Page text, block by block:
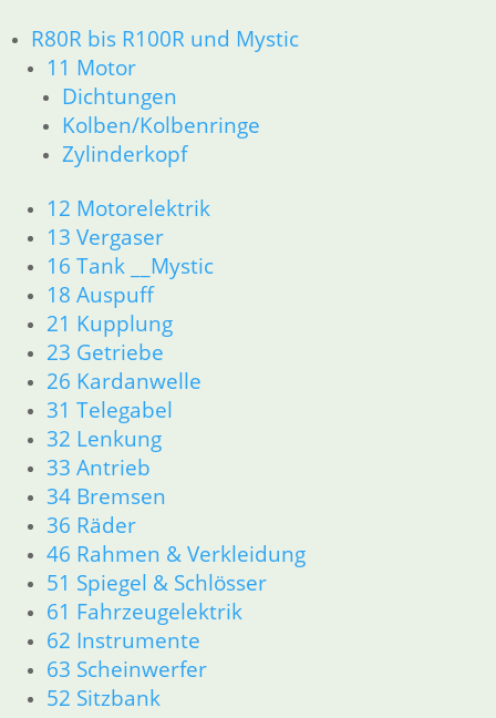
R80R bis R100R und Mystic
11 Motor
Dichtungen
Kolben/Kolbenringe
Zylinderkopf
12 Motorelektrik
13 Vergaser
16 Tank __Mystic
18 Auspuff
21 Kupplung
23 Getriebe
26 Kardanwelle
31 Telegabel
32 Lenkung
33 Antrieb
34 Bremsen
36 Räder
46 Rahmen & Verkleidung
51 Spiegel & Schlösser
61 Fahrzeugelektrik
62 Instrumente
63 Scheinwerfer
52 Sitzbank
32 Lenkung
33 Antrieb
36 Räder
34 Bremsen
46 Rahmen & Verkleidung
51 Spiegel & Schlösser __PDR80Basic
61 Fahrzeugelektrik
62 Instrumente
63 Scheinwerfer
R80G/S R65G/S bis R80ST
11 Motor
Dichtungen
Zylinderkopf
Kolben/Kolbenringe
12 Motorelektrik
16 Tank
18 Auspuff
13 Vergaser
21 Kupplung
23 Getriebe
26 Kardanwelle
31 Telegabel
32 Lenkung
33 Antrieb
34 Bremsen
36 Räder